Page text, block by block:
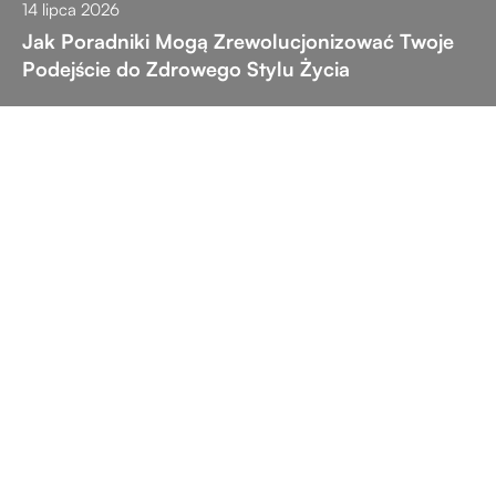
14 lipca 2026
Jak Poradniki Mogą Zrewolucjonizować Twoje
Podejście do Zdrowego Stylu Życia